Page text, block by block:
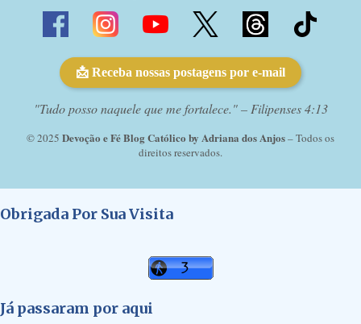
📩 Receba nossas postagens por e-mail
"Tudo posso naquele que me fortalece." – Filipenses 4:13
© 2025 Devoção e Fé Blog Católico by Adriana dos Anjos– Todos os
direitos reservados.
Obrigada Por Sua Visita
Já passaram por aqui